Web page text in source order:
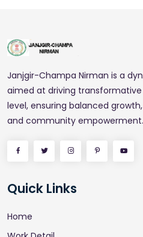
Janjgir-Champa Nirman is a
aimed at driving
level, ensuring balanced
and community empowerment.
Quick Links
Home